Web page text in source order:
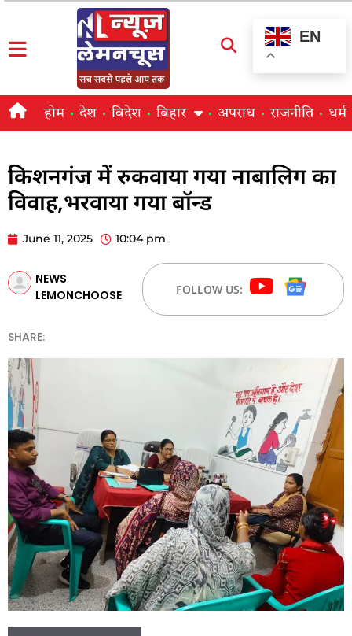
EN
होम देश विदेश बिहार अपराध राजनीति धर्म
किशनगंज में रुकवाया गया नाबालिग का
विवाह,भरवाया गया बॉन्ड
June 11, 2025 10:04 pm
NEWS
LEMONCHOOSE
FOLLOW US:
SHARE: